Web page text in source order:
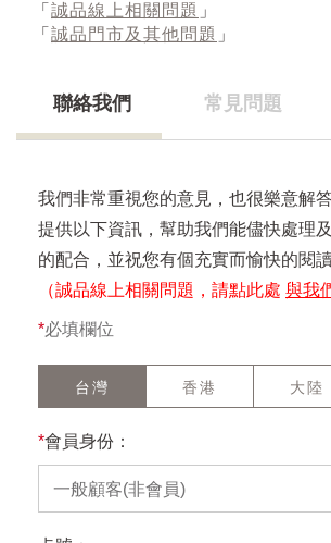
「 誠品線上相關問題 」
「 誠品門市及其他問題 」
聯絡我們 常見問題
我們非常重視您的意見，也很樂意解
提供以下資訊，幫助我們能儘快處理
的配合，並祝您有個充實而愉快的閱讀
（誠品線上相關問題，請點此處 與我
*必填欄位
台灣 香港 大陸
*會員身份：
一般顧客(非會員)